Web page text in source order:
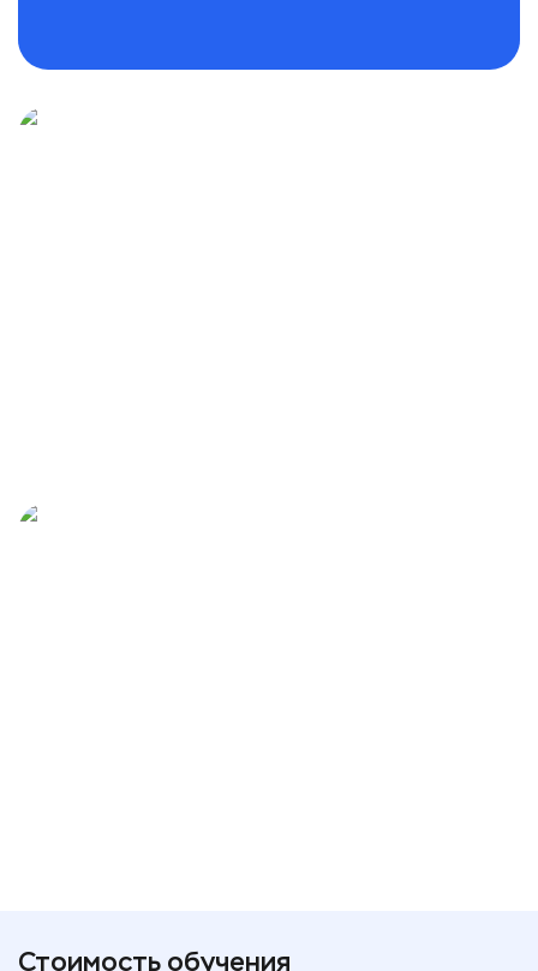
Стоимость обучения